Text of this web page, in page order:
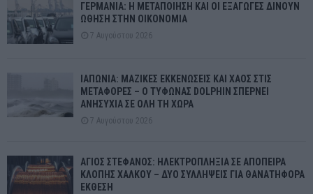
ΓΕΡΜΑΝΙΑ: Η ΜΕΤΑΠΟΙΗΣΗ ΚΑΙ ΟΙ ΕΞΑΓΩΓΕΣ ΔΙΝΟΥΝ
ΩΘΗΣΗ ΣΤΗΝ ΟΙΚΟΝΟΜΙΑ
7 Αυγούστου 2026
ΙΑΠΩΝΙΑ: ΜΑΖΙΚΕΣ ΕΚΚΕΝΩΣΕΙΣ ΚΑΙ ΧΑΟΣ ΣΤΙΣ
ΜΕΤΑΦΟΡΕΣ – Ο ΤΥΦΩΝΑΣ DOLPHIN ΣΠΕΡΝΕΙ
ΑΝΗΣΥΧΙΑ ΣΕ ΟΛΗ ΤΗ ΧΩΡΑ
7 Αυγούστου 2026
ΑΓΙΟΣ ΣΤΕΦΑΝΟΣ: ΗΛΕΚΤΡΟΠΛΗΞΙΑ ΣΕ ΑΠΟΠΕΙΡΑ
ΚΛΟΠΗΣ ΧΑΛΚΟΥ – ΔΥΟ ΣΥΛΛΗΨΕΙΣ ΓΙΑ ΘΑΝΑΤΗΦΟΡΑ
ΕΚΘΕΣΗ